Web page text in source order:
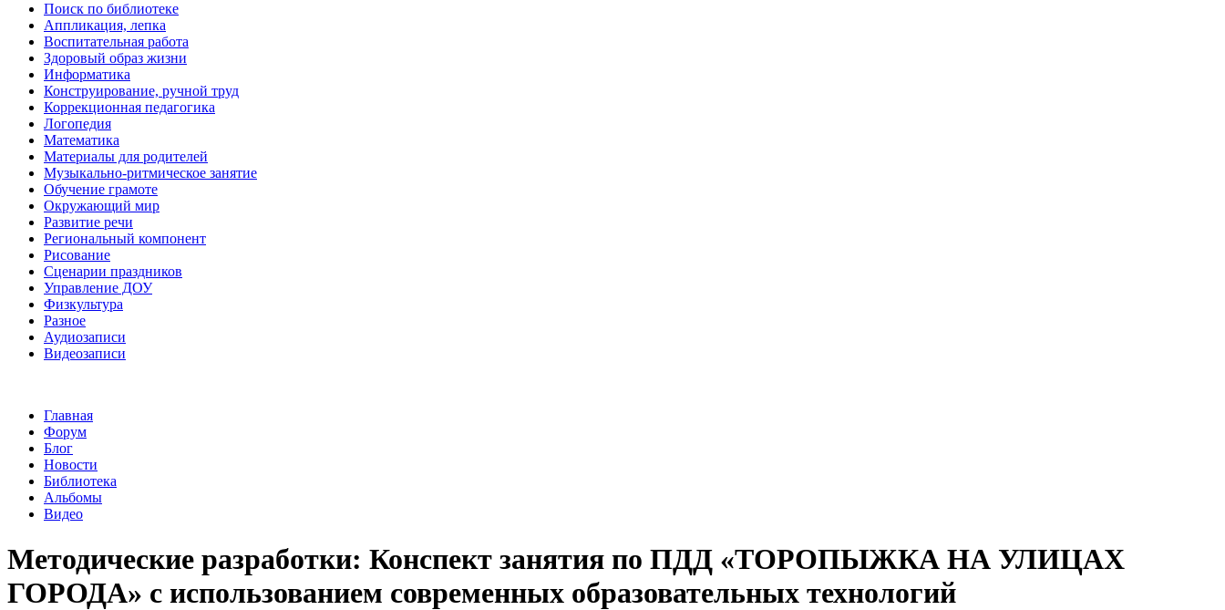
Поиск по библиотеке
Аппликация, лепка
Воспитательная работа
Здоровый образ жизни
Информатика
Конструирование, ручной труд
Коррекционная педагогика
Логопедия
Математика
Материалы для родителей
Музыкально-ритмическое занятие
Обучение грамоте
Окружающий мир
Развитие речи
Региональный компонент
Рисование
Сценарии праздников
Управление ДОУ
Физкультура
Разное
Аудиозаписи
Видеозаписи
Главная
Форум
Блог
Новости
Библиотека
Альбомы
Видео
Методические разработки: Конспект занятия по ПДД «ТОРОПЫЖКА НА УЛИЦАХ
ГОРОДА» с использованием современных образовательных технологий